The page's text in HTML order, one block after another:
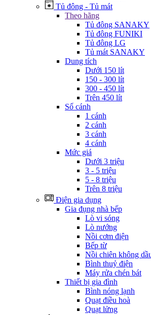
Tủ đông - Tủ mát
Theo hãng
Tủ đông SANAKY
Tủ đông FUNIKI
Tủ đông LG
Tủ mát SANAKY
Dung tích
Dưới 150 lít
150 - 300 lít
300 - 450 lít
Trên 450 lít
Số cánh
1 cánh
2 cánh
3 cánh
4 cánh
Mức giá
Dưới 3 triệu
3 - 5 triệu
5 - 8 triệu
Trên 8 triệu
Điện gia dụng
Gia đụng nhà bếp
Lò vi sóng
Lò nướng
Nồi cơm điện
Bếp từ
Nồi chiên không
Bình thuỷ điện
Máy rửa chén bát
Thiết bị gia đình
Bình nóng lạnh
Quạt điều hoà
Quạt lửng